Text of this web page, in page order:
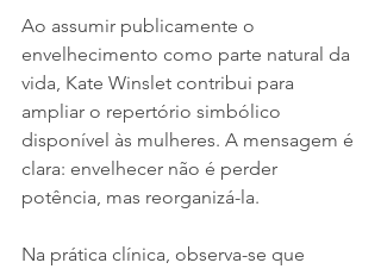
Ao assumir publicamente o
envelhecimento como parte natural da
vida, Kate Winslet contribui para
ampliar o repertório simbólico
disponível às mulheres. A mensagem é
clara: envelhecer não é perder
potência, mas reorganizá-la.
Na prática clínica, observa-se que